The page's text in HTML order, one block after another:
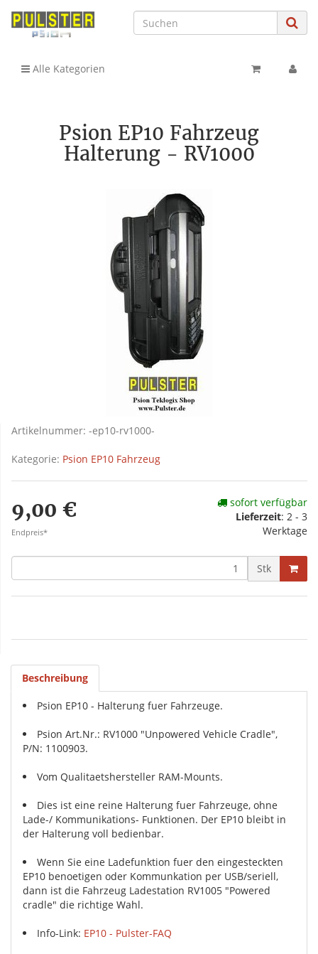
Alle Kategorien
Psion EP10 Fahrzeug
Halterung - RV1000
Artikelnummer: -ep10-rv1000-
Kategorie: Psion EP10 Fahrzeug
9,00 €
Endpreis*
sofort verfügbar
Lieferzeit: 2 - 3
Werktage
Stk
Beschreibung
Psion EP10 - Halterung fuer Fahrzeuge.
Psion Art.Nr.: RV1000 "Unpowered Vehicle Cradle",
P/N: 1100903.
Vom Qualitaetshersteller RAM-Mounts.
Dies ist eine reine Halterung fuer Fahrzeuge, ohne
Lade-/ Kommunikations- Funktionen. Der EP10 bleibt in
der Halterung voll bedienbar.
Wenn Sie eine Ladefunktion fuer den eingesteckten
EP10 benoetigen oder Kommunkation per USB/seriell,
dann ist die Fahrzeug Ladestation RV1005 "Powered
cradle" die richtige Wahl.
Info-Link: EP10 - Pulster-FAQ